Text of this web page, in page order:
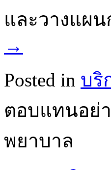
และวางแผ
→
Posted in บริ
ตอบแทนอย่
พยาบาล